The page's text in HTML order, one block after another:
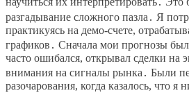
разгадывание сложного пазла․ Я
практикуясь на демо-счете,
графиков․ Сначала мои прогнозы
часто ошибался, открывал сделки на
внимания на сигналы рынка․ Были
разочарования, когда казалось, что я